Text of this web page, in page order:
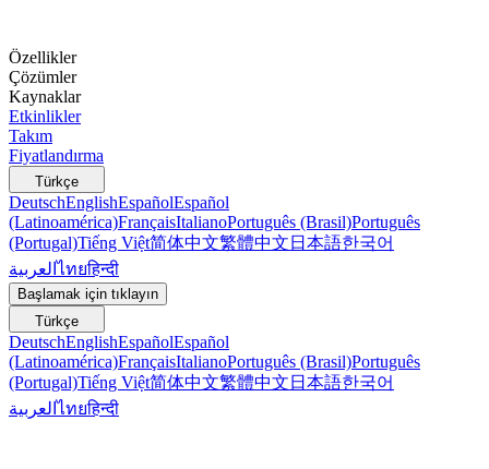
Özellikler
Çözümler
Kaynaklar
Etkinlikler
Takım
Fiyatlandırma
Türkçe
DeutschEnglishEspañolEspañol
(Latinoamérica)FrançaisItalianoPortuguês (Brasil)Português
(Portugal)Tiếng Việt简体中文繁體中文 日本語한국어
العربيةไทยहिन्दी
Başlamak için tıklayın
Türkçe
DeutschEnglishEspañolEspañol
(Latinoamérica)FrançaisItalianoPortuguês (Brasil)Português
(Portugal)Tiếng Việt简体中文繁體中文 日本語한국어
العربيةไทยहिन्दी